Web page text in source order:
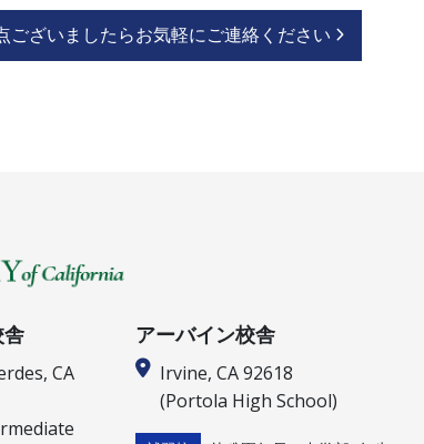
ございましたらお気軽にご連絡ください
舎
CA
アーバイン校舎
Irvine, CA 92618
(Portola High School)